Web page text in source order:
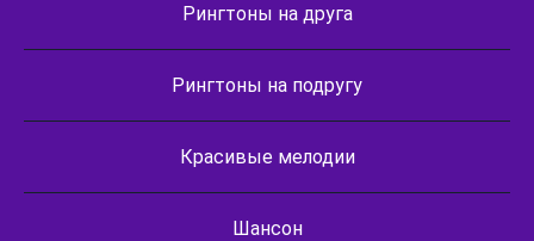
Рингтоны на друга
Рингтоны на подругу
Красивые мелодии
Шансон